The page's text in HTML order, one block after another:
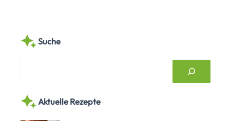
Suche
r
Aktuelle Rezepte